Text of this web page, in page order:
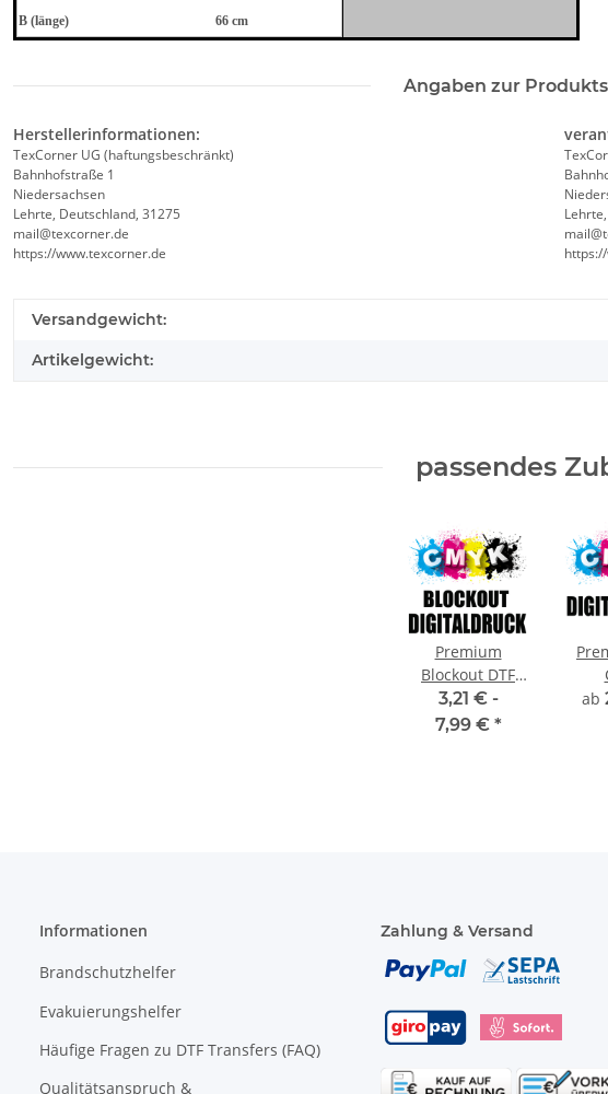
B (länge)
66 cm
Angaben zur
Herstellerinformationen:
TexCorner UG (haftungsbeschränkt)
Bahnhofstraße 1
Niedersachsen
Lehrte, Deutschland, 31275
mail@texcorner.de
https://www.texcorner.de
Versandgewicht:
Artikelgewicht:
passendes
Premium
Blockout DTF
Digitaldruck
CMYK
3,21 € -
7,99 € *
ab
Informationen
Brandschutzhelfer
Evakuierungshelfer
Häufige Fragen zu DTF Transfers (FAQ)
Qualitätsanspruch &
Zahlung & Versand